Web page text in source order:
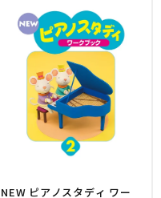
NEW ピアノスタディ ワー